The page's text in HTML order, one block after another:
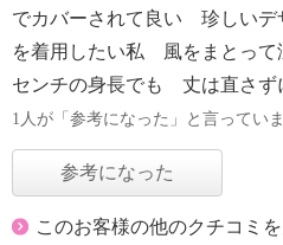
でカバーされて良い 珍しい
を着用したい私 風をまとって
センチの身長でも 丈は直さず
1人が「参考になった」と言ってい
参考になった
このお客様の他のクチコミ